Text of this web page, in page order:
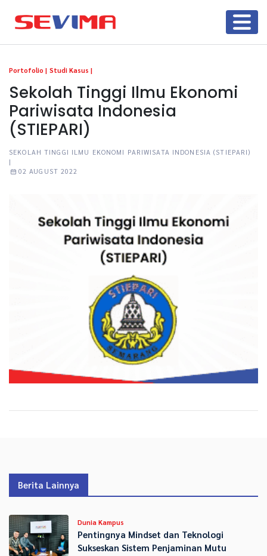
Portofolio | Studi Kasus |
Sekolah Tinggi Ilmu Ekonomi
Pariwisata Indonesia
(STIEPARI)
SEKOLAH TINGGI ILMU EKONOMI PARIWISATA INDONESIA (STIEPARI)
|
02 AUGUST 2022
Berita Lainnya
Dunia Kampus
Pentingnya Mindset dan Teknologi
Sukseskan Sistem Penjaminan Mutu